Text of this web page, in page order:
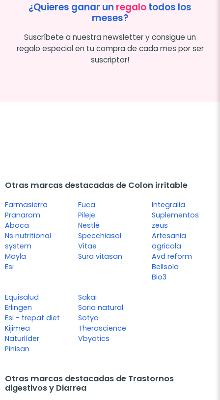
¿Quieres ganar un regalotodos los
meses?
Suscríbete a nuestra newsletter y consigue un
regalo especial en tu compra de cada mes por ser
suscriptor!
Otras marcas destacadas de Colon irritable
Farmasierra
Pranarom
Aboca
Ns nutritional
system
Mayla
Esi
Fuca
Pileje
Nestlé
Specchiasol
Vitae
Sura vitasan
Integralia
Suplementos
zeus
Artesania
agricola
Avd reform
Bellsola
Bio3
Equisalud
Erlingen
Esi - trepat diet
Kijimea
Naturlíder
Pinisan
Sakai
Soria natural
Sotya
Therascience
Vbyotics
Otras marcas destacadas de Trastornos
digestivos y Diarrea